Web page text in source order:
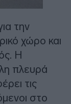
την
χώρο και
Η
πλευρά
τις
στο